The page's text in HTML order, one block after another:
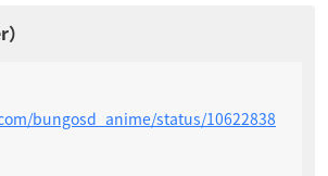
bungosd_anime/status/10622838